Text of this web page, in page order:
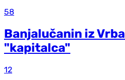
58
Banjalučanin iz
"kapitalca"
12